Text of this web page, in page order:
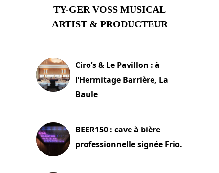
TY-GER VOSS MUSICAL
ARTIST & PRODUCTEUR
Ciro’s & Le Pavillon : à
l’Hermitage Barrière, La
Baule
BEER150 : cave à bière
professionnelle signée Frio.